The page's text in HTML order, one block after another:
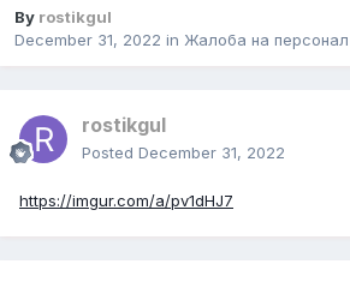
By rostikgul
December 31, 2022 in Жалоба на персонал
rostikgul
Posted December 31, 2022
https://imgur.com/a/pv1dHJ7